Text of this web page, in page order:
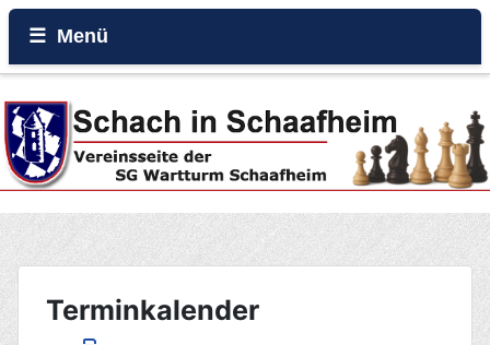
Menü
Beiträge
Galerie
Terminkalender